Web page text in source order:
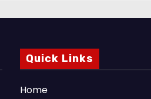
Quick Links
Home